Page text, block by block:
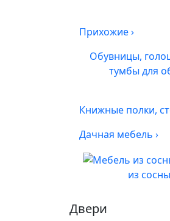
Прихожие›
Обувницы,
тумбы для
Книжные полки,
Дачная мебель ›
из сосны
Двери